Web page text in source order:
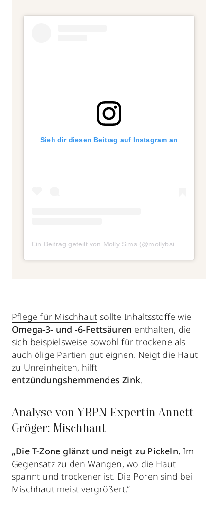
Sieh dir diesen Beitrag auf Instagram an
Ein Beitrag geteilt von Molly Sims (@mollybsims)
Pflege für Mischhaut sollte Inhaltsstoffe wie
Omega-3- und -6-Fettsäuren enthalten, die
sich beispielsweise sowohl für trockene als
auch ölige Partien gut eignen. Neigt die Haut
zu Unreinheiten, hilft
entzündungshemmendes Zink.
Analyse von YBPN-Expertin Annett
Gröger: Mischhaut
„Die T-Zone glänzt und neigt zu Pickeln. Im
Gegensatz zu den Wangen, wo die Haut
spannt und trockener ist. Die Poren sind bei
Mischhaut meist vergrößert.“